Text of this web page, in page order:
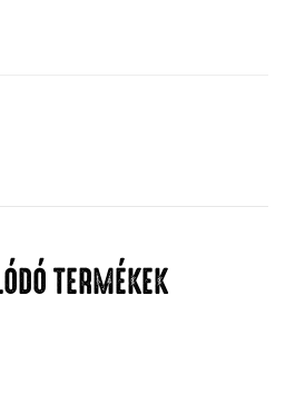
TERMÉKEK